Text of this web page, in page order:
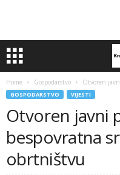
Home Gospodarstvo Otvoren
GOSPODARSTVO VIJESTI
Otvoren javni
bespovratna
obrtništvu